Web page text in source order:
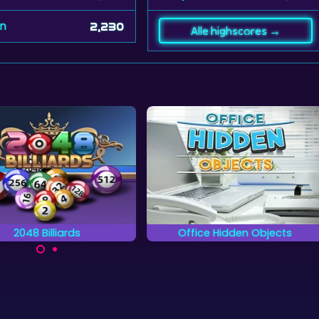
2,230 Alle highscores →
2048 Billiards Office Hidden Objects